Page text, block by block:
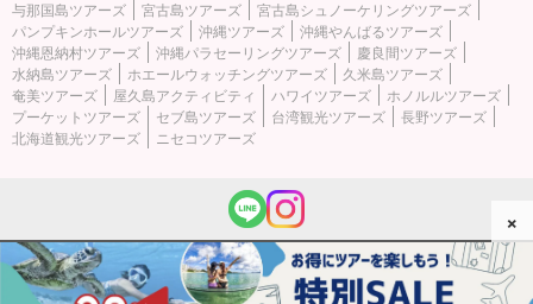
与那国島ツアーズ
宮古島ツアーズ
宮古島シュノーケリングツアーズ
パンプキンホールツアーズ
沖縄ツアーズ
沖縄やんばるツアーズ
沖縄恩納村ツアーズ
沖縄パラセーリングツアーズ
慶良間ツアーズ
水納島ツアーズ
ホエールウォッチングツアーズ
久米島ツアーズ
奄美ツアーズ
屋久島アクティビティ ハワイツアーズ
ホノルルツアーズ
プーケットツアーズ
セブ島ツアーズ 台湾観光ツアーズ
長野ツアーズ
北海道観光ツアーズ
ニセコツアーズ
(c) 2026 西表島ツアーズ All Rights Reserved.
×